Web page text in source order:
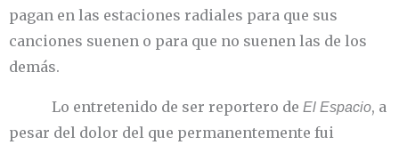
pagan en las estaciones radiales para que sus
canciones suenen o para que no suenen las de los
demás.
Lo entretenido de ser reportero de El Espacio, a
pesar del dolor del que permanentemente fui